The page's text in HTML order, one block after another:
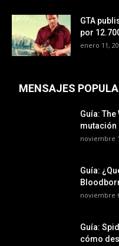
GTA
por
enero 11,
MENSAJES
Guía:
mutación
noviembre
Guía:
noviembre
Guía:
cómo